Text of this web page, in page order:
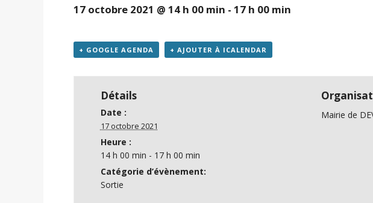
17 octobre 2021 @ 14 h 00 min - 17 h 00 min
+ GOOGLE AGENDA + AJOUTER À ICALENDAR
Détails
Date :
17 octobre 2021
Heure :
14 h 00 min - 17 h 00 min
Catégorie d’évènement:
Sortie
Mairie de